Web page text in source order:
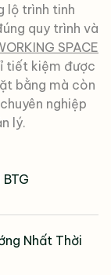
lộ trình tinh
quy trình và
SPACE
tiết kiệm được
bằng mà còn
nghiệp
lý.
Nhất Thời